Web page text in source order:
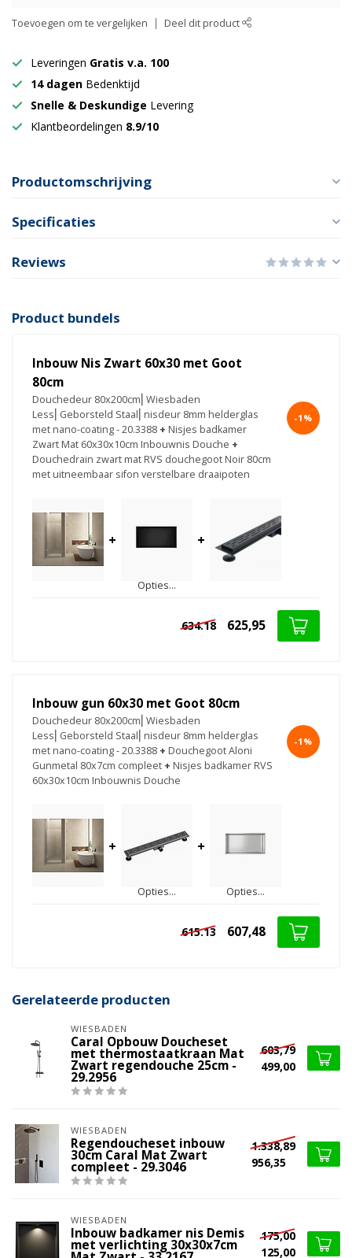
Toevoegen om te vergelijken Deel dit product
Leveringen Gratis v.a. 100
14 dagen Bedenktijd
Snelle & Deskundige Levering
Klantbeordelingen 8.9/10
Productomschrijving
Specificaties
Reviews
Product bundels
Inbouw Nis Zwart 60x30 met Goot
80cm
Douchedeur 80x200cm⎢Wiesbaden
Less⎢Geborsteld Staal⎢nisdeur 8mm helderglas
met nano-coating - 20.3388 + Nisjes badkamer
Zwart Mat 60x30x10cm Inbouwnis Douche +
Douchedrain zwart mat RVS douchegoot Noir 80cm
met uitneembaar sifon verstelbare draaipoten
-1%
+
Opties...
+
634.18 625,95
Inbouw gun 60x30 met Goot 80cm
Douchedeur 80x200cm⎢Wiesbaden
Less⎢Geborsteld Staal⎢nisdeur 8mm helderglas
met nano-coating - 20.3388 + Douchegoot Aloni
Gunmetal 80x7cm compleet + Nisjes badkamer RVS
60x30x10cm Inbouwnis Douche
-1%
+
Opties...
+
Opties...
615.13 607,48
Gerelateerde producten
WIESBADEN
Caral Opbouw Doucheset
met thermostaatkraan Mat
Zwart regendouche 25cm -
29.2956
603,79
499,00
WIESBADEN
Regendoucheset inbouw
30cm Caral Mat Zwart
compleet - 29.3046
1.338,89
956,35
WIESBADEN
Inbouw badkamer nis Demis
met verlichting 30x30x7cm
175,00
125,00